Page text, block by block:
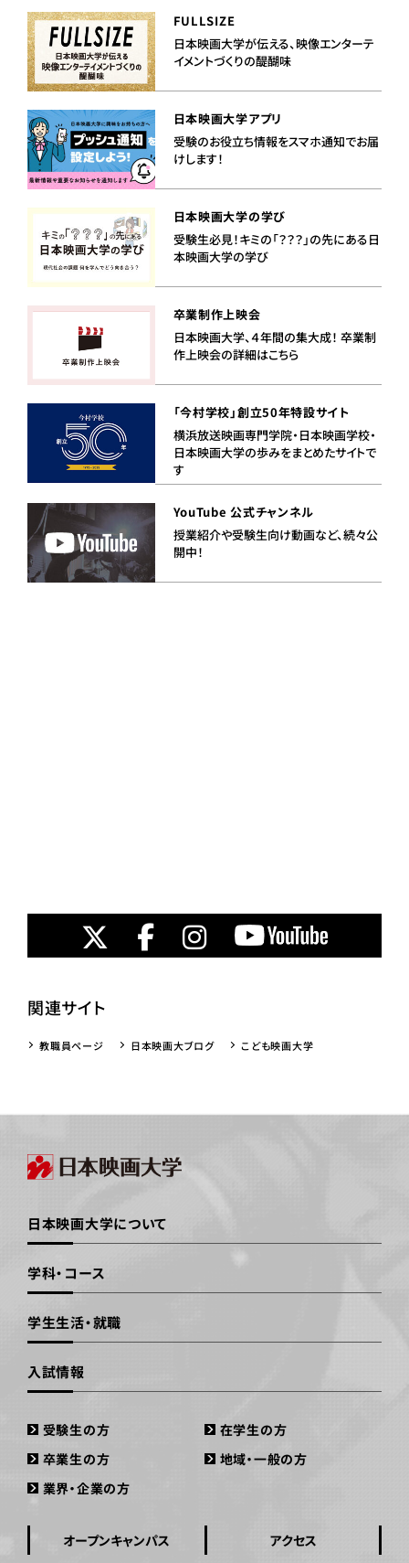
FULLSIZE
日本映画大学が伝える、映像エンターテ
イメントづくりの醍醐味
日本映画大学アプリ
受験のお役立ち情報をスマホ通知でお届
けします！
日本映画大学の学び
受験生必見！キミの「？？？」の先にある日
本映画大学の学び
卒業制作上映会
日本映画大学、４年間の集大成！ 卒業制
作上映会の詳細はこちら
「今村学校」創立50年特設サイト
横浜放送映画専門学院・日本映画学校・
日本映画大学の歩みをまとめたサイトで
す
YouTube 公式チャンネル
授業紹介や受験生向け動画など、続々公
開中！
関連サイト
教職員ページ 日本映画大ブログ こども映画大学
日本映画大学について
学科・コース
学生生活・就職
入試情報
受験生の方
在学生の方
卒業生の方
地域・一般の方
業界・企業の方
オープンキャンパス アクセス